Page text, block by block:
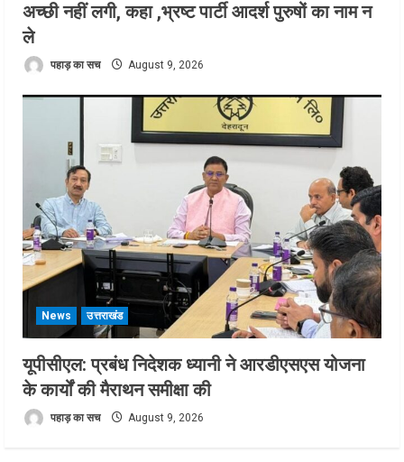
अच्छी नहीं लगी, कहा ,भ्रष्ट पार्टी आदर्श पुरुषों का नाम न
ले
पहाड़ का सच August 9, 2026
News उत्तराखंड
यूपीसीएल: प्रबंध निदेशक ध्यानी ने आरडीएसएस योजना
के कार्यों की मैराथन समीक्षा की
पहाड़ का सच August 9, 2026